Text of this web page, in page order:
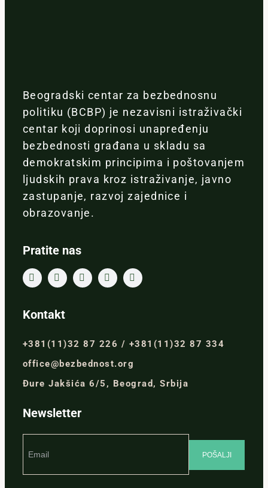
Beogradski centar za bezbednosnu
politiku (BCBP) je nezavisni istraživački
centar koji doprinosi unapređenju
bezbednosti građana u skladu sa
demokratskim principima i poštovanjem
ljudskih prava kroz istraživanje, javno
zastupanje, razvoj zajednice i
obrazovanje.
Pratite nas
Kontakt
+381(11)32 87 226 / +381(11)32 87 334
office@bezbednost.org
Đure Jakšića 6/5, Beograd, Srbija
Newsletter